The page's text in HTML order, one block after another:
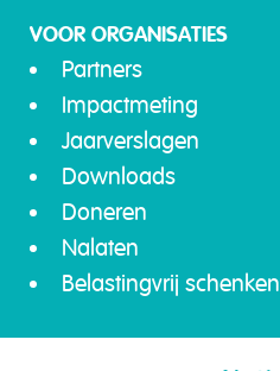
VOOR ORGANISATIES
Partners
Impactmeting
Jaarverslagen
Downloads
Doneren
Nalaten
Belastingvrij schenken